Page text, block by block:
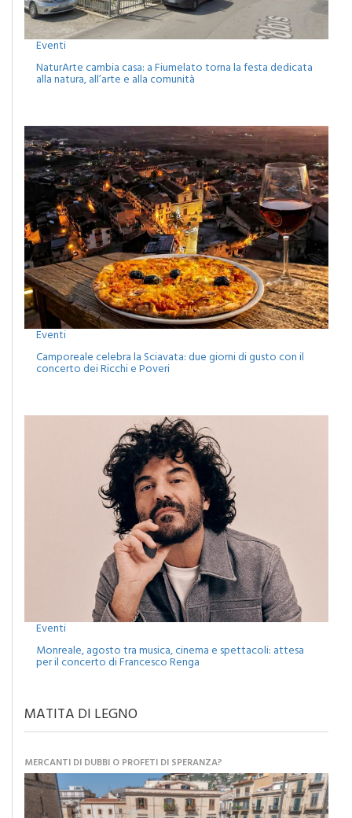
Eventi
NaturArte cambia casa: a Fiumelato torna la festa dedicata
alla natura, all’arte e alla comunità
Eventi
Camporeale celebra la Sciavata: due giorni di gusto con il
concerto dei Ricchi e Poveri
Monreale, agosto tra musica, cinema e spettacoli: attesa
per il concerto di Francesco Renga